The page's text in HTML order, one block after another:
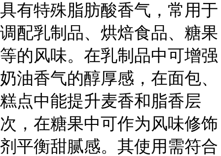
具有特殊脂肪酸香气，常用于
调配乳制品、烘焙食品、糖果
等的风味。在乳制品中可增强
奶油香气的醇厚感，在面包、
糕点中能提升麦香和脂香层
次，在糖果中可作为风味修饰
剂平衡甜腻感。其使用需符合